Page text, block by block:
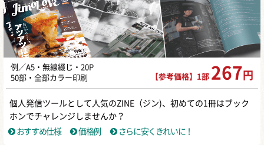
例／A5・無線綴じ・20P
50部・全部カラー印刷
【参考価格】1部 267 円
個人発信ツールとして人気のZINE（ジン)、初めての1冊はブック
ホンでチャレンジしませんか？
おすすめ仕様
価格例 さらに安くきれいに！